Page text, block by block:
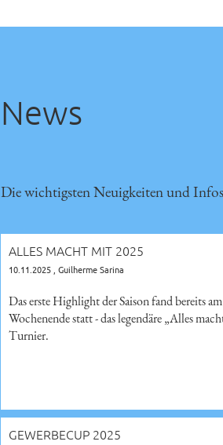
News
Die wichtigsten Neuigkeiten und
ALLES MACHT MIT 2025
10.11.2025, Guilherme Sarina
Das erste Highlight der Saison fand bereits
Wochenende statt - das legendäre „Alles
Turnier.
GEWERBECUP 2025